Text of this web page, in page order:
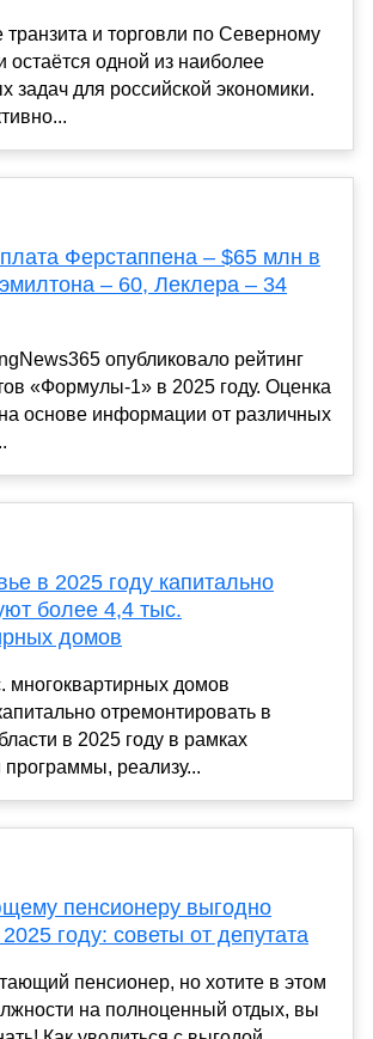
и торговли по Северному
остаётся одной из наиболее
задач для российской экономики.
Ферстаппена – $65 млн в
– 60, Леклера – 34
опубликовало рейтинг
«Формулы-1» в 2025 году. Оценка
основе информации от различных
в 2025 году капитально
более 4,4 тыс.
домов
многоквартирных домов
отремонтировать в
в 2025 году в рамках
программы, реализу...
пенсионеру выгодно
году: советы от депутата
пенсионер, но хотите в этом
на полноценный отдых, вы